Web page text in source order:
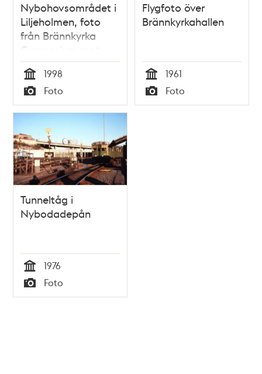
Nybohovsområdet i
Liljeholmen, foto
från Brännkyrka
Gymnasium mot
norr
Tid
1998
Typ
Foto
Flygfoto över
Brännkyrkahallen
Tid
1961
Typ
Foto
Tunneltåg i
Nybodadepån
Tid
1976
Typ
Foto